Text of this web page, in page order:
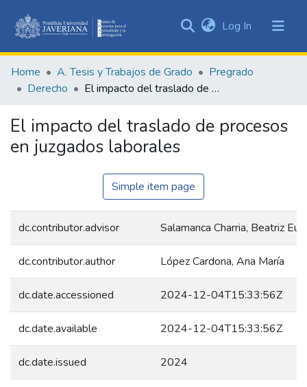
&
Collections
Statistics
Log In (current)
Home A. Tesis y Trabajos de Grado
Pregrado
Derecho
El impacto del traslado de procesos en juzgados laborales
El impacto del traslado de procesos
en juzgados laborales
Simple item page
dc.contributor.advisor Salamanca Charria, Beatriz
dc.contributor.author López Cardona, Ana María
dc.date.accessioned 2024-12-04T15:33:56Z
dc.date.available 2024-12-04T15:33:56Z
dc.date.issued 2024